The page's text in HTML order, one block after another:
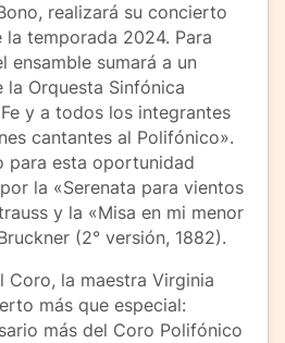
realizará su concierto
la temporada 2024. Para
ensamble sumará a un
Orquesta Sinfónica
y a todos los integrantes
cantantes al Polifónico».
para esta oportunidad
la «Serenata para vientos
y la «Misa en mi menor
(2° versión, 1882).
Coro, la maestra Virginia
más que especial:
más del Coro Polifónico